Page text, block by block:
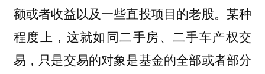
额或者收益以及一些直投项目的老股。某种
程度上，这就如同二手房、二手车产权交
易，只是交易的对象是基金的全部或者部分